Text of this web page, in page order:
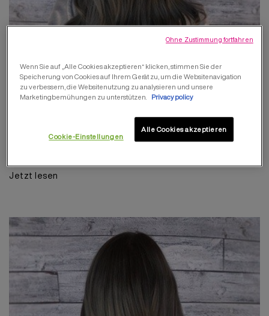
THE BEST BRUNETTE HAIRCOLOR
Jetzt lesen
Wenn Sie auf „Alle Cookies akzeptieren“ klicken, stimmen Sie der
Speicherung von Cookies auf Ihrem Gerät zu, um die Websitenavigation
zu verbessern, die Websitenutzung zu analysieren und unsere
Marketingbemühungen zu unterstützen. Privacy policy
Cookie-Einstellungen
Alle Cookies akzeptieren
Ohne Zustimmung fortfahren